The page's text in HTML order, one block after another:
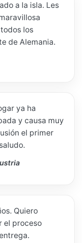
a la isla. Les
los
de Alemania.
ya ha
y causa muy
el primer
Quiero
el proceso